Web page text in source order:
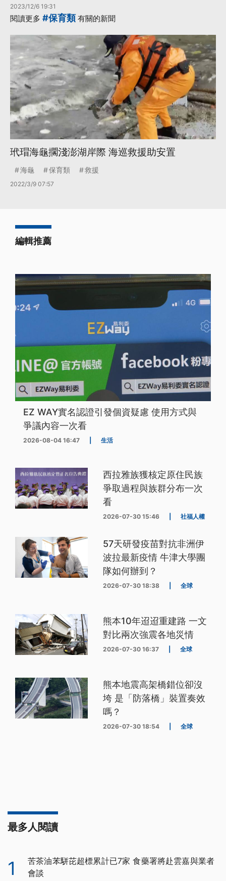
2023/12/6 19:31
閱讀更多 #保育類 有關的新聞
玳瑁海龜擱淺澎湖岸際 海巡救援助安置
海龜 保育類 救援
2022/3/9 07:57
編輯推薦
EZ WAY實名認證引發個資疑慮 使用方式與
爭議內容一次看
2026-08-04 16:47 生活
西拉雅族獲核定原住民族
爭取過程與族群分布一次
看
2026-07-30 15:46 社福人權
57天研發疫苗對抗非洲伊
波拉最新疫情 牛津大學團
隊如何辦到？
2026-07-30 18:38 全球
熊本10年迢迢重建路 一文
對比兩次強震各地災情
2026-07-30 16:37 全球
熊本地震高架橋錯位卻沒
垮 是「防落橋」裝置奏效
嗎？
2026-07-30 18:54 全球
最多人閱讀
1
苦茶油苯駢芘超標累計已7家 食藥署將赴雲嘉與業者
會談